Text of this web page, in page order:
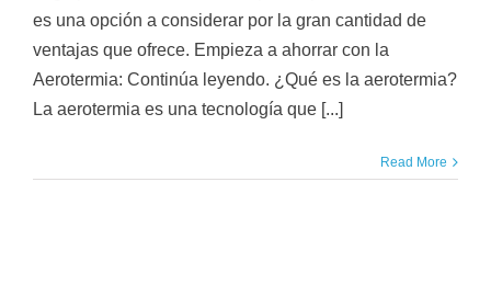
es una opción a considerar por la gran cantidad de
ventajas que ofrece. Empieza a ahorrar con la
Aerotermia: Continúa leyendo. ¿Qué es la aerotermia?
La aerotermia es una tecnología que [...]
Read More